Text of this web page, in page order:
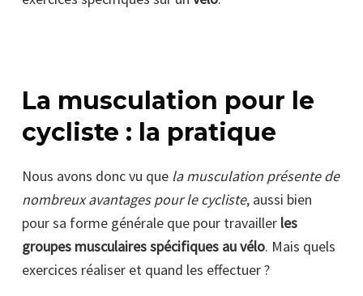
La musculation pour le
cycliste : la pratique
Nous avons donc vu que la musculation présente de
nombreux avantages pour le cycliste, aussi bien
pour sa forme générale que pour travailler les
groupes musculaires spécifiques au vélo. Mais quels
exercices réaliser et quand les effectuer ?